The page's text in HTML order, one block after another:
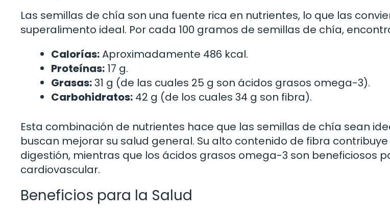
Las semillas de chía son una fuente rica en nutrientes, lo que las
superalimento ideal. Por cada 100 gramos de semillas de chía,
Calorías:Aproximadamente 486 kcal.
Proteínas: 17 g.
Grasas:31 g (de las cuales 25 g son ácidos grasos omega-3).
Carbohidratos: 42 g (de los cuales 34 g son fibra).
Esta combinación de nutrientes hace que las semillas de chía sean
buscan mejorar su salud general. Su alto contenido de fibra
digestión, mientras que los ácidos grasos omega-3 son beneficiosos
cardiovascular.
Beneficios para la Salud